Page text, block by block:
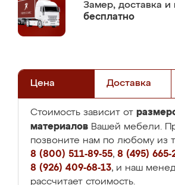
Замер, доставка
бесплатно
Цена Доставка
Стоимость зависит от
материалов Вашей мебели.
позвоните нам по любому из
8 (800) 511-89-55, 8 (495) 665-
8 (926) 409-68-13, и наш
рассчитает стоимость.